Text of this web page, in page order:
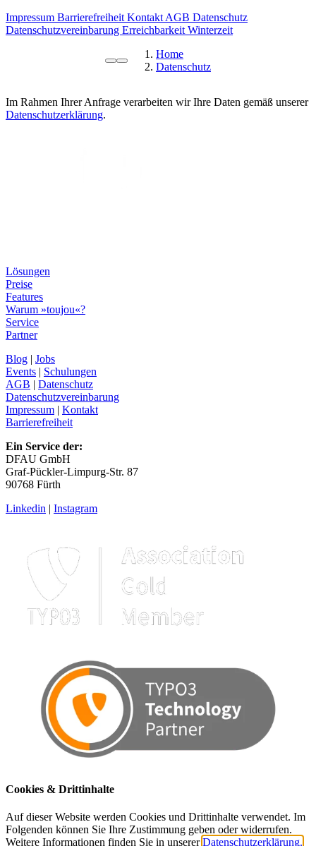
Impressum Barrierefreiheit Kontakt AGB Datenschutz
Datenschutzvereinbarung Erreichbarkeit Winterzeit
Home
Datenschutz
Im Rahmen Ihrer Anfrage verarbeiten wir Ihre Daten gemäß unserer
Datenschutzerklärung.
Lösungen
Preise
Features
Warum »toujou«?
Service
Partner
Blog | Jobs
Events | Schulungen
AGB | Datenschutz
Datenschutzvereinbarung
Impressum | Kontakt
Barrierefreiheit
Ein Service der:
DFAU GmbH
Graf-Pückler-Limpurg-Str. 87
90768 Fürth
Linkedin | Instagram
Cookies & Drittinhalte
Auf dieser Website werden Cookies und Drittinhalte verwendet. Im
Folgenden können Sie Ihre Zustimmung geben oder widerrufen.
Weitere Informationen finden Sie in unsererDatenschutzerklärung.